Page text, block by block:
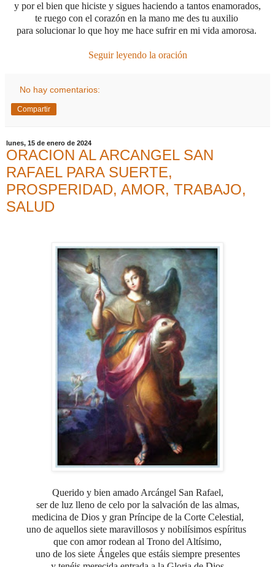
y por el bien que hiciste y sigues haciendo a tantos enamorados,
te ruego con el corazón en la mano me des tu auxilio
para solucionar lo que hoy me hace sufrir en mi vida amorosa.
Seguir leyendo la oración
No hay comentarios:
Compartir
lunes, 15 de enero de 2024
ORACION AL ARCANGEL SAN
RAFAEL PARA SUERTE,
PROSPERIDAD, AMOR, TRABAJO,
SALUD
Querido y bien amado Arcángel San Rafael,
ser de luz lleno de celo por la salvación de las almas,
medicina de Dios y gran Príncipe de la Corte Celestial,
uno de aquellos siete maravillosos y nobilísimos espíritus
que con amor rodean al Trono del Altísimo,
uno de los siete Ángeles que estáis siempre presentes